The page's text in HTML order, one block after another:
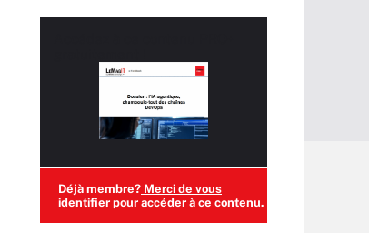
Déjà membre? Merci de vous
identifier pour accéder à ce contenu.